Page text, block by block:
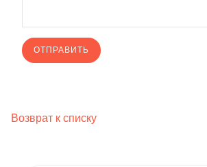
Возврат к списку